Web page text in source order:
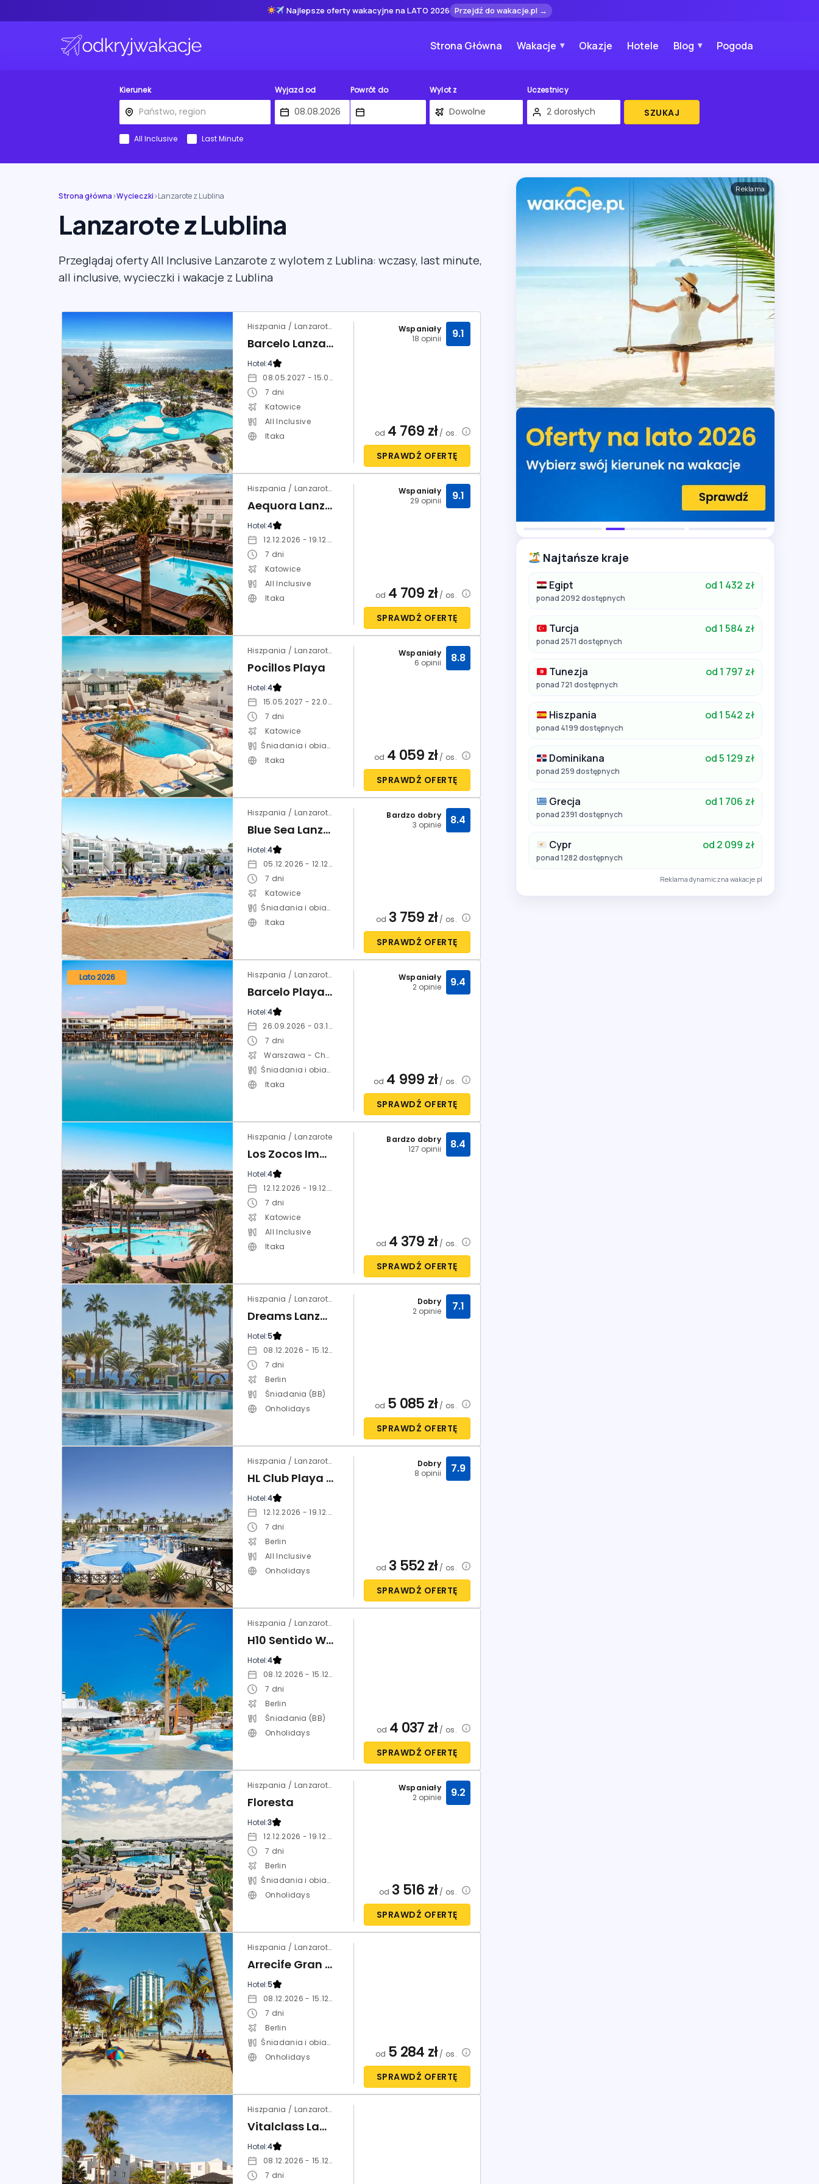
Najlepsze oferty wakacyjne na LATO 2026 Przejdź do wakacje.pl →
Strona Główna Wakacje Okazje Hotele Blog Pogoda
Kierunek Wyjazd od Powrót do Wylot z Uczestnicy
SZUKAJ
All Inclusive Last Minute
Strona główna›Wycieczki›Lanzarote z Lublina
Lanzarote z Lublina
Przeglądaj oferty All Inclusive Lanzarote z wylotem z Lublina: wczasy, last minute,
all inclusive, wycieczki i wakacje z Lublina
Hiszpania / Lanzarote / Costa Teguise
Barcelo Lanzarote Active Resort
Hotel:4
08.05.2027 - 15.05.2027
7 dni
Katowice
All Inclusive
Itaka
Wspaniały
18 opinii
9.1
od 4 769 zł/ os.
SPRAWDŹ OFERTĘ
Hiszpania / Lanzarote / Puerto del Carmen
Aequora Lanzarote Suites
Hotel:4
12.12.2026 - 19.12.2026
7 dni
Katowice
All Inclusive
Itaka
Wspaniały
29 opinii
9.1
od 4 709 zł/ os.
SPRAWDŹ OFERTĘ
Hiszpania / Lanzarote / Puerto del Carmen
Pocillos Playa
Hotel:4
15.05.2027 - 22.05.2027
7 dni
Katowice
Śniadania i obiadokolacje (HB)
Itaka
Wspaniały
6 opinii
8.8
od 4 059 zł/ os.
SPRAWDŹ OFERTĘ
Hiszpania / Lanzarote / Puerto del Carmen
Blue Sea Lanzarote Palm (ex Plaza Palmeras)
Hotel:4
05.12.2026 - 12.12.2026
7 dni
Katowice
Śniadania i obiadokolacje (HB)
Itaka
Bardzo dobry
3 opinie
8.4
od 3 759 zł/ os.
SPRAWDŹ OFERTĘ
Lato 2026 Hiszpania / Lanzarote / Playa Blanca
Barcelo Playa Blanca
Hotel:4
26.09.2026 - 03.10.2026
7 dni
Warszawa - Chopin
Śniadania i obiadokolacje (HB)
Itaka
Wspaniały
2 opinie
9.4
od 4 999 zł/ os.
SPRAWDŹ OFERTĘ
Hiszpania / Lanzarote
Los Zocos Impressive
Hotel:4
12.12.2026 - 19.12.2026
7 dni
Katowice
All Inclusive
Itaka
Bardzo dobry
127 opinii
8.4
od 4 379 zł/ os.
SPRAWDŹ OFERTĘ
Hiszpania / Lanzarote / Playa Blanca
Dreams Lanzarote Playa Dorada Resort & Spa (ex. Hesperia)
Hotel:5
08.12.2026 - 15.12.2026
7 dni
Berlin
Śniadania (BB)
Onholidays
Dobry
2 opinie
7.1
od 5 085 zł/ os.
SPRAWDŹ OFERTĘ
Hiszpania / Lanzarote / Playa Blanca
HL Club Playa Blanca
Hotel:4
12.12.2026 - 19.12.2026
7 dni
Berlin
All Inclusive
Onholidays
Dobry
8 opinii
7.9
od 3 552 zł/ os.
SPRAWDŹ OFERTĘ
Hiszpania / Lanzarote / Playa Blanca
H10 Sentido White Suites
Hotel:4
08.12.2026 - 15.12.2026
7 dni
Berlin
Śniadania (BB)
Onholidays
od 4 037 zł/ os.
SPRAWDŹ OFERTĘ
Hiszpania / Lanzarote / Puerto del Carmen
Floresta
Hotel:3
12.12.2026 - 19.12.2026
7 dni
Berlin
Śniadania i obiadokolacje (HB)
Onholidays
Wspaniały
2 opinie
9.2
od 3 516 zł/ os.
SPRAWDŹ OFERTĘ
Hiszpania / Lanzarote / Arrecife
Arrecife Gran SPA
Hotel:5
08.12.2026 - 15.12.2026
7 dni
Berlin
Śniadania i obiadokolacje (HB)
Onholidays
od 5 284 zł/ os.
SPRAWDŹ OFERTĘ
Hiszpania / Lanzarote / Costa Teguise
Vitalclass Lanzarote
Hotel:4
08.12.2026 - 15.12.2026
7 dni
Reklama
Najtańsze kraje
Egipt od 1 432 zł
ponad 2092 dostępnych
Turcja od 1 584 zł
ponad 2571 dostępnych
Tunezja od 1 797 zł
ponad 721 dostępnych
Hiszpania od 1 542 zł
ponad 4199 dostępnych
Dominikana od 5 129 zł
ponad 259 dostępnych
Grecja od 1 706 zł
ponad 2391 dostępnych
Cypr od 2 099 zł
ponad 1282 dostępnych
Reklama dynamiczna wakacje.pl